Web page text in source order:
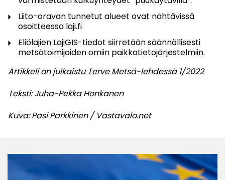
Liito-oravan tunnetut alueet ovat nähtävissä
osoitteessa laji.fi
Eliölajien LajiGIS-tiedot siirretään säännöllisesti
metsätoimijoiden omiin paikkatietojärjestelmiin.
Artikkeli on julkaistu Terve Metsä-lehdessä 1/2022
Teksti: Juha-Pekka Honkanen
Kuva: Pasi Parkkinen / Vastavalo.net